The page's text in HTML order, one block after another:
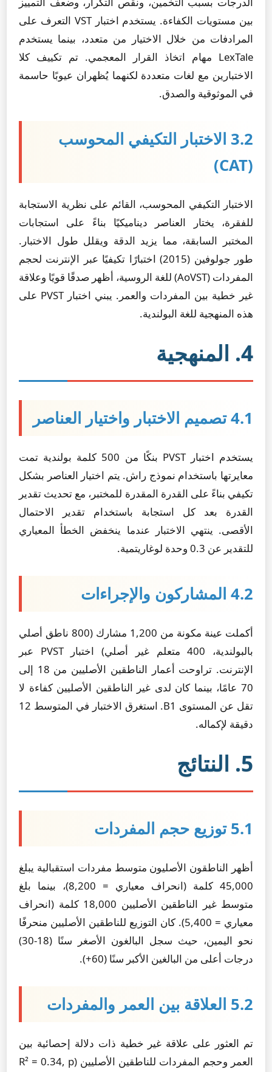
بين مستويات الكفاءة. يستخدم اختبار VST التعرف على
المرادفات من خلال الاختيار من متعدد، بينما يستخدم
LexTale مهام اتخاذ القرار المعجمي. تم تكييف كلا
الاختبارين مع لغات متعددة لكنهما يُظهران عيوبًا حاسمة
في الموثوقية والصدق.
3.2 الاختبار التكيفي المحوسب
(CAT)
الاختبار التكيفي المحوسب، القائم على نظرية الاستجابة
للفقرة، يختار العناصر ديناميكيًا بناءً على استجابات
المختبر السابقة، مما يزيد الدقة ويقلل طول الاختبار.
طور جولوفين (2015) اختبارًا تكيفيًا عبر الإنترنت لحجم
المفردات (AoVST) للغة الروسية، أظهر صدقًا قويًا وعلاقة
غير خطية بين المفردات والعمر. يبني اختبار PVST على
هذه المنهجية للغة البولندية.
4. المنهجية
4.1 تصميم الاختبار واختيار العناصر
يستخدم اختبار PVST بنكًا من 500 كلمة بولندية تمت
معايرتها باستخدام نموذج راش. يتم اختيار العناصر بشكل
تكيفي بناءً على القدرة المقدرة للمختبر، مع تحديث تقدير
القدرة بعد كل استجابة باستخدام تقدير الاحتمال
الأقصى. ينتهي الاختبار عندما ينخفض الخطأ المعياري
للتقدير عن 0.3 وحدة لوغاريتمية.
4.2 المشاركون والإجراءات
أكملت عينة مكونة من 1,200 مشارك (800 ناطق أصلي
بالبولندية، 400 متعلم غير أصلي) اختبار PVST عبر
الإنترنت. تراوحت أعمار الناطقين الأصليين من 18 إلى
70 عامًا، بينما كان لدى غير الناطقين الأصليين كفاءة لا
تقل عن المستوى B1. استغرق الاختبار في المتوسط 12
دقيقة لإكماله.
5. النتائج
5.1 توزيع حجم المفردات
أظهر الناطقون الأصليون متوسط مفردات استقبالية يبلغ
45,000 كلمة (انحراف معياري = 8,200)، بينما بلغ
متوسط غير الناطقين الأصليين 18,000 كلمة (انحراف
معياري = 5,400). كان التوزيع للناطقين الأصليين منحرفًا
نحو اليمين، حيث سجل البالغون الأصغر سنًا (18-30)
درجات أعلى من البالغين الأكبر سنًا (60+).
5.2 العلاقة بين العمر والمفردات
تم العثور على علاقة غير خطية ذات دلالة إحصائية بين
العمر وحجم المفردات للناطقين الأصليين (R² = 0.34, p